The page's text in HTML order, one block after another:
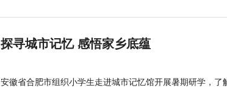
探寻城市记忆 感悟家乡底蕴
安徽省合肥市组织小学生走进城市记忆馆开展暑期研学，了